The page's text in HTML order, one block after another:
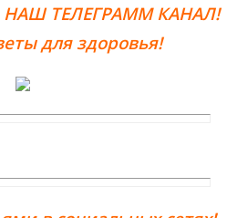
НАШ ТЕЛЕГРАММ КАНАЛ!
для здоровья!